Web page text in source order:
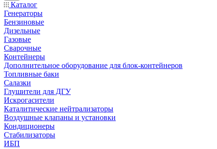
Каталог
Генераторы
Бензиновые
Дизельные
Газовые
Сварочные
Контейнеры
Дополнительное оборудование для блок-контейнеров
Топливные баки
Салазки
Глушители для ДГУ
Искрогасители
Каталитические нейтрализаторы
Воздушные клапаны и установки
Кондиционеры
Стабилизаторы
ИБП